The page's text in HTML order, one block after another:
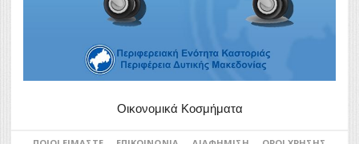
Οικονομικά Κοσμήματα